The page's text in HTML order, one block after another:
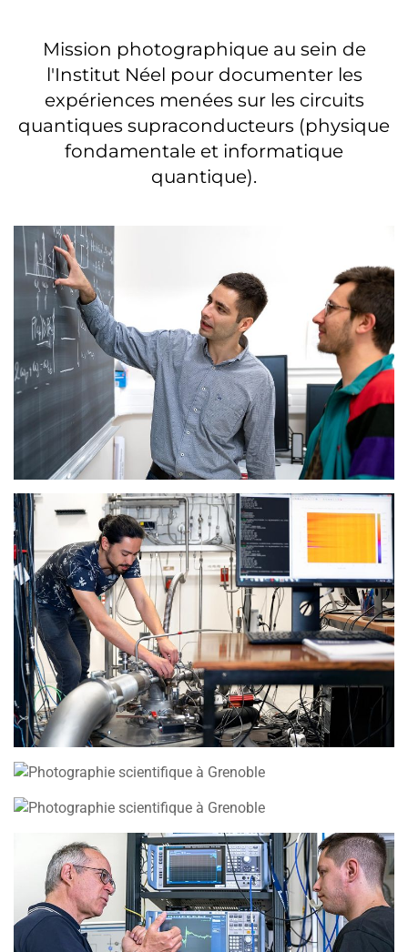
Mission photographique au sein de
l'Institut Néel pour documenter les
expériences menées sur les circuits
quantiques supraconducteurs (physique
fondamentale et informatique
quantique).